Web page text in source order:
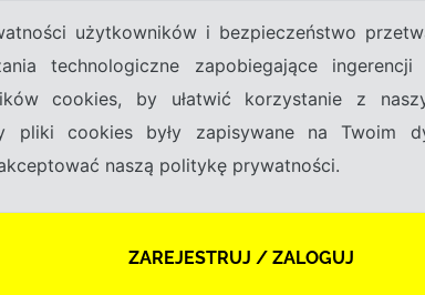
użytkowników i bezpieczeństwo
technologiczne zapobiegające
cookies, by ułatwić korzystanie z
pliki cookies były zapisywane na Twoim
naszą politykę prywatności.
ZAREJESTRUJ / ZALOGUJ